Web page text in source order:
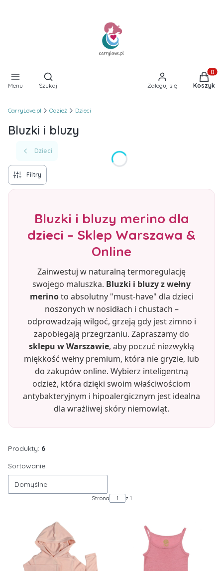
Menu
Otwórz wyszukiwarkę
Szukaj Zaloguj się Koszyk
CarryLove.pl Odzież Dzieci
Bluzki i bluzy
Dzieci
Filtry
Bluzki i bluzy merino dla
dzieci – Sklep Warszawa &
Online
Zainwestuj w naturalną termoregulację
swojego maluszka. Bluzki i bluzy z wełny
merinoto absolutny "must-have" dla dzieci
noszonych w nosidłach i chustach –
odprowadzają wilgoć, grzeją gdy jest zimno i
zapobiegają przegrzaniu. Zapraszamy do
sklepu w Warszawie, aby poczuć niezwykłą
miękkość wełny premium, która nie gryzie, lub
do zakupów online. Wybierz inteligentną
odzież, która dzięki swoim właściwościom
antybakteryjnym i hipoalergicznym jest idealna
dla wrażliwej skóry niemowląt.
Produkty: 6
Lista produktów
Sortowanie:
Domyślne
Strona z 1